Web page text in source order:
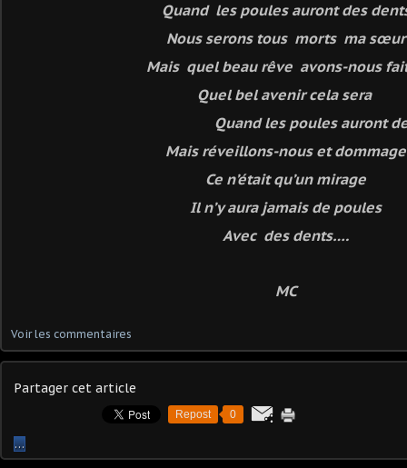
Quand les poules auront des
Nous serons tous morts ma sœur
Mais quel beau rêve avons-nous
Quel bel avenir cela sera
Quand les poules auront des
Mais réveillons-nous et dommage
Ce n’était qu’un mirage
Il n’y aura jamais de poules
Avec des dents….
MC
Voir les commentaires
Partager cet article
Repost 0
…